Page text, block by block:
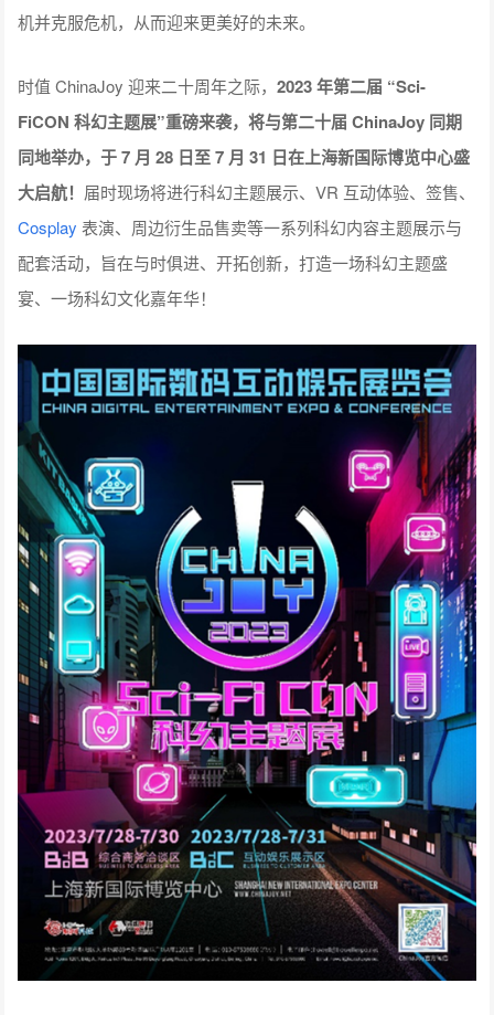
机并克服危机，从而迎来更美好的未来。
时值 ChinaJoy 迎来二十周年之际，2023 年第二届 “Sci-
FiCON 科幻主题展”重磅来袭，将与第二十届 ChinaJoy 同期
同地举办，于 7 月 28 日至 7 月 31 日在上海新国际博览中心盛
大启航！ 届时现场将进行科幻主题展示、VR 互动体验、签售、
Cosplay 表演、周边衍生品售卖等一系列科幻内容主题展示与
配套活动，旨在与时俱进、开拓创新，打造一场科幻主题盛
宴、一场科幻文化嘉年华！